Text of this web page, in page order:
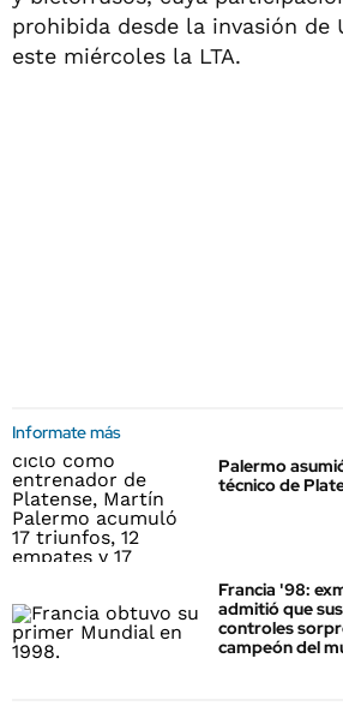
prohibida desde la invasión de
este miércoles la LTA.
Informate más
Palermo
técnico de
Francia '98:
admitió que
controles
campeón del